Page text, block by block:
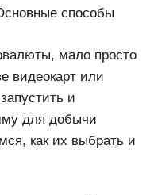
мало просто
видеокарт или
и
для добычи
как их выбрать и